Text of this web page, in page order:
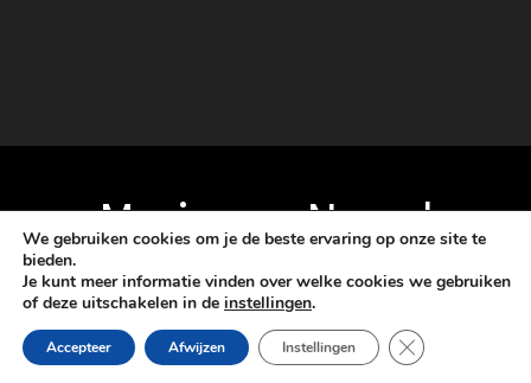
Marja van Noord
© 2026 Marja van Noord. Schoonheidssalon Amara
We gebruiken cookies om je de beste ervaring op onze site te
bieden.
Je kunt meer informatie vinden over welke cookies we gebruiken
of deze uitschakelen in de instellingen.
Accepteer Afwijzen Instellingen Sluit AVG/